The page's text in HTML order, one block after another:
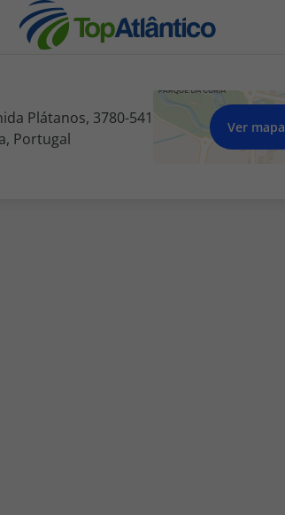
Plátanos, 3780-541
Portugal
Ver mapa